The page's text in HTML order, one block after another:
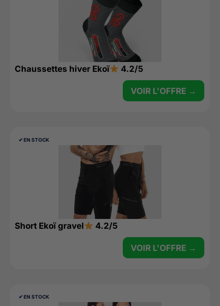
Chaussettes hiver Ekoï 4.2/5
VOIR L'OFFRE →
✔︎ EN STOCK
Short Ekoï gravel 4.2/5
VOIR L'OFFRE →
✔︎ EN STOCK